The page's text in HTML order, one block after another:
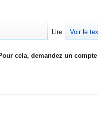
cela, demandez un
Lire Voir le